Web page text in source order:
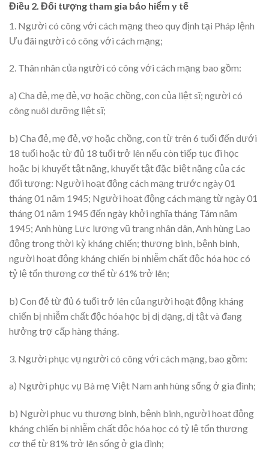
Điều 2. Đối tượng tham gia bảo hiểm y tế
1. Người có công với cách mạng theo quy định tại Pháp lệnh
Ưu đãi người có công với cách mạng;
2. Thân nhân của người có công với cách mạng bao gồm:
a) Cha đẻ, mẹ đẻ, vợ hoặc chồng, con của liệt sĩ; người có
công nuôi dưỡng liệt sĩ;
b) Cha đẻ, mẹ đẻ, vợ hoặc chồng, con từ trên 6 tuổi đến dưới
18 tuổi hoặc từ đủ 18 tuổi trở lên nếu còn tiếp tục đi học
hoặc bị khuyết tật nặng, khuyết tật đặc biệt nặng của các
đối tượng: Người hoạt động cách mạng trước ngày 01
tháng 01 năm 1945; Người hoạt động cách mạng từ ngày 01
tháng 01 năm 1945 đến ngày khởi nghĩa tháng Tám năm
1945; Anh hùng Lực lượng vũ trang nhân dân, Anh hùng Lao
động trong thời kỳ kháng chiến; thương binh, bệnh binh,
người hoạt động kháng chiến bị nhiễm chất độc hóa học có
tỷ lệ tổn thương cơ thể từ 61% trở lên;
b) Con đẻ từ đủ 6 tuổi trở lên của người hoạt động kháng
chiến bị nhiễm chất độc hóa học bị dị dạng, dị tật và đang
hưởng trợ cấp hàng tháng.
3. Người phục vụ người có công với cách mạng, bao gồm:
a) Người phục vụ Bà mẹ Việt Nam anh hùng sống ở gia đình;
b) Người phục vụ thương binh, bệnh binh, người hoạt động
kháng chiến bị nhiễm chất độc hóa học có tỷ lệ tổn thương
cơ thể từ 81% trở lên sống ở gia đình;